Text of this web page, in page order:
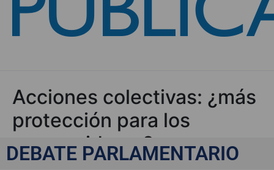
Acciones colectivas: ¿más
protección para los
consumidores?
DEBATE PARLAMENTARIO